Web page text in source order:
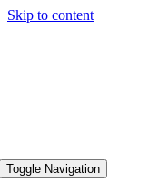
Skip to content
Toggle Navigation